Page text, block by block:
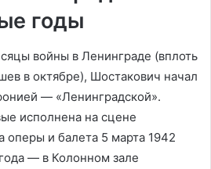
годы
войны в Ленинграде (вплоть
в октябре), Шостакович начал
— «Ленинградской».
исполнена на сцене
оперы и балета 5 марта 1942
— в Колонном зале